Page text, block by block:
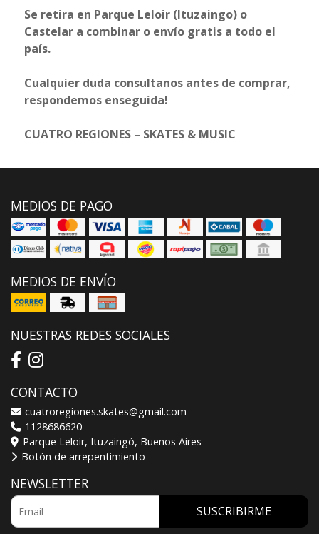
Se retira en Parque Leloir (Ituzaingo) o
Castelar a combinar o envío gratis a todo el
país.
Cualquier duda consultanos antes de comprar,
respondemos enseguida!
CUATRO REGIONES – SKATES & MUSIC
MEDIOS DE PAGO
MEDIOS DE ENVÍO
NUESTRAS REDES SOCIALES
CONTACTO
cuatroregiones.skates@gmail.com
1128686620
Parque Leloir, Ituzaingó, Buenos Aires
Botón de arrepentimiento
NEWSLETTER
SUSCRIBIRME